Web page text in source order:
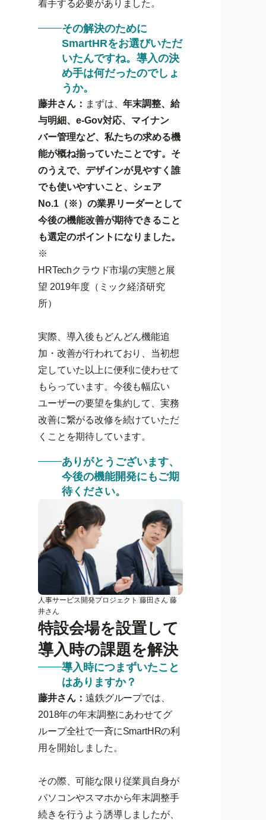
着手する必要がありました。
その解決のために
SmartHRをお選びいただ
いたんですね。導入の決
め手は何だったのでしょ
うか。
藤井さん： まずは、年末調整、給
与明細、e-Gov対応、マイナン
バー管理など、私たちの求める機
能が概ね揃っていたことです。そ
のうえで、デザインが見やすく誰
でも使いやすいこと、シェア
No.1（※）の業界リーダーとして
今後の機能改善が期待できること
も選定のポイントになりました。
※
HRTechクラウド市場の実態と展
望 2019年度（ミック経済研究
所）
実際、導入後もどんどん機能追
加・改善が行われており、当初想
定していた以上に便利に使わせて
もらっています。今後も幅広い
ユーザーの要望を集約して、実務
改善に繋がる改修を続けていただ
くことを期待しています。
ありがとうございます、
今後の機能開発にもご期
待ください。
人事サービス開発プロジェクト 藤田さん 藤
井さん
特設会場を設置して
導入時の課題を解決
導入時につまずいたこと
はありますか？
藤井さん： 遠鉄グループでは、
2018年の年末調整にあわせてグ
ループ全社で一斉にSmartHRの利
用を開始しました。
その際、可能な限り従業員自身が
パソコンやスマホから年末調整手
続きを行うよう誘導しましたが、